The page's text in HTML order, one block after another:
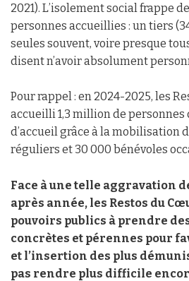
2021). L’isolement social frappe
personnes accueillies : un tiers
seules souvent, voire presque
disent n’avoir absolument
Pour rappel : en 2024-2025, les
accueilli 1,3 million de personnes
d’accueil grâce à la mobilisation
réguliers et 30 000 bénévoles
Face à une telle aggravation
après année, les Restos du
pouvoirs publics à prendre
concrètes et pérennes pour
et l’insertion des plus
pas rendre plus difficile